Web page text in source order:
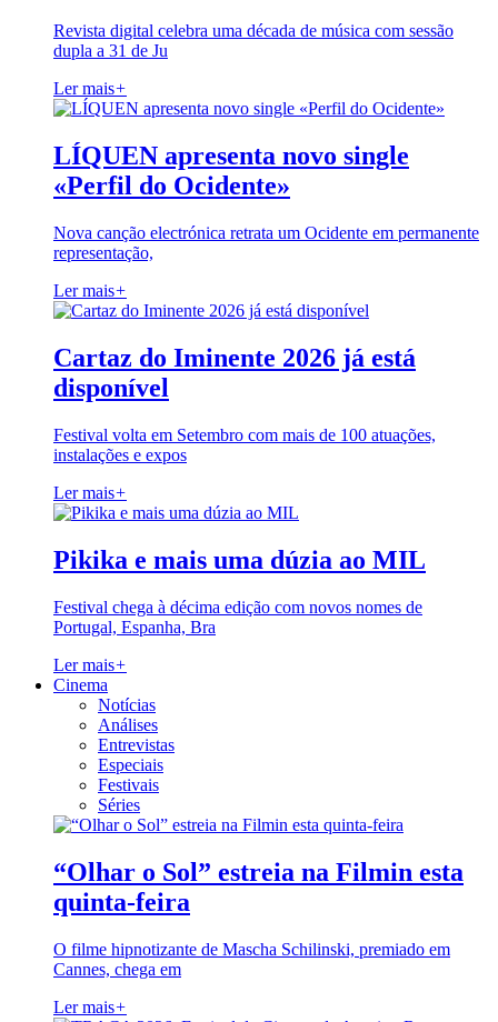
Revista digital celebra uma década de música com sessão
dupla a 31 de Ju
Ler mais+
LÍQUEN apresenta novo single
«Perfil do Ocidente»
Nova canção electrónica retrata um Ocidente em permanente
representação,
Ler mais+
Cartaz do Iminente 2026 já está
disponível
Festival volta em Setembro com mais de 100 atuações,
instalações e expos
Ler mais+
Pikika e mais uma dúzia ao MIL
Festival chega à décima edição com novos nomes de
Portugal, Espanha, Bra
Ler mais+
Cinema
Notícias
Análises
Entrevistas
Especiais
Festivais
Séries
“Olhar o Sol” estreia na Filmin esta
quinta-feira
O filme hipnotizante de Mascha Schilinski, premiado em
Cannes, chega em
Ler mais+